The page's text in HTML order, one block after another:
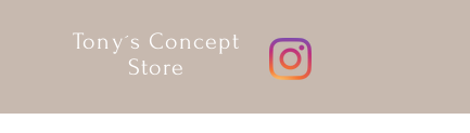
Tony´s Concept
Store